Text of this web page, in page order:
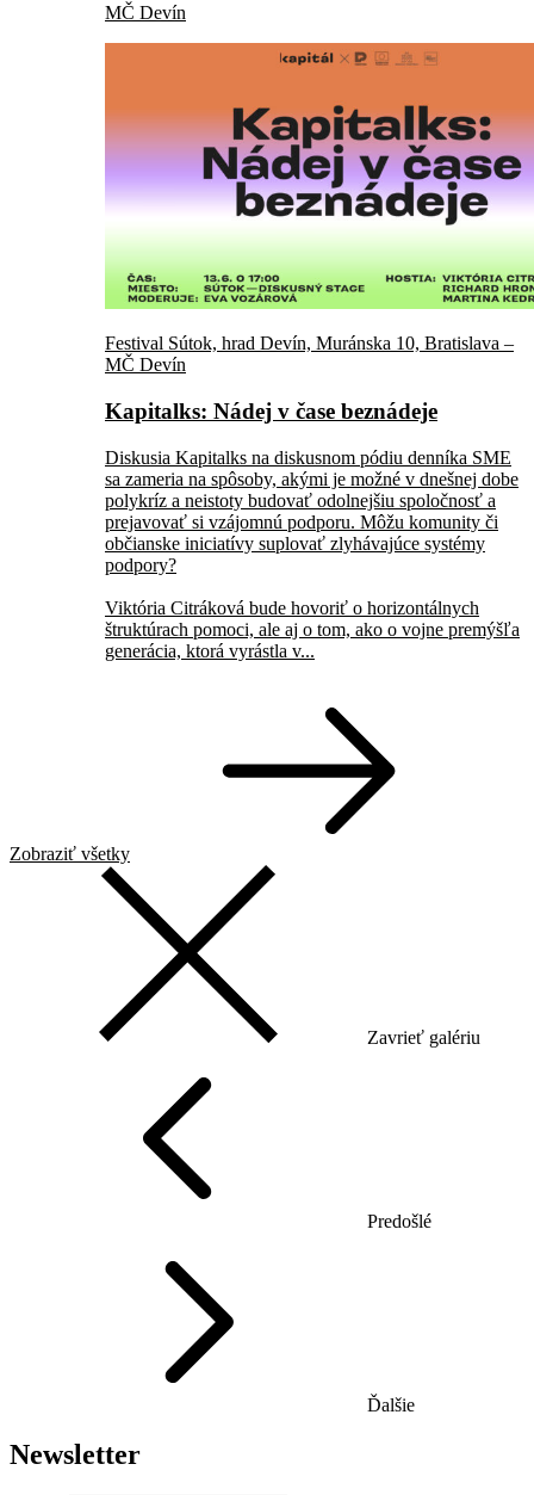
MČ Devín
Festival Sútok, hrad Devín, Muránska 10, Bratislava –
MČ Devín
Kapitalks: Nádej v čase beznádeje
Diskusia Kapitalks na diskusnom pódiu denníka SME
sa zameria na spôsoby, akými je možné v dnešnej dobe
polykríz a neistoty budovať odolnejšiu spoločnosť a
prejavovať si vzájomnú podporu. Môžu komunity či
občianske iniciatívy suplovať zlyhávajúce systémy
podpory?
Viktória Citráková bude hovoriť o horizontálnych
štruktúrach pomoci, ale aj o tom, ako o vojne premýšľa
generácia, ktorá vyrástla v...
Zobraziť všetky
Zavrieť galériu
Predošlé
Ďalšie
Newsletter